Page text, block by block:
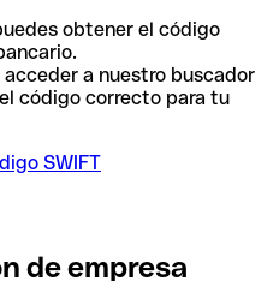
obtener el código
a nuestro buscador
código correcto para tu
SWIFT
de empresa